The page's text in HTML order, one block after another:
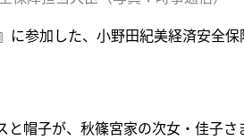
参加した、小野田紀美経済安全
と帽子が、秋篠宮家の次女・佳子